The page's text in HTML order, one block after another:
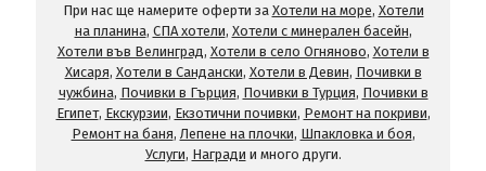
При нас ще намерите оферти за Хотели на море, Хотели
на планина, СПА хотели, Хотели с минерален басейн,
Хотели във Велинград, Хотели в село Огняново, Хотели в
Хисаря, Хотели в Сандански, Хотели в Девин, Почивки в
чужбина, Почивки в Гърция, Почивки в Турция, Почивки в
Египет, Екскурзии, Екзотични почивки, Ремонт на покриви,
Ремонт на баня, Лепене на плочки, Шпакловка и боя,
Услуги, Награди и много други.